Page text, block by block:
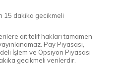
15 dakika gecikmeli
ait telif hakları tamamen
Pay Piyasası,
İşlem ve Opsiyon Piyasası
gecikmeli verilerdir.